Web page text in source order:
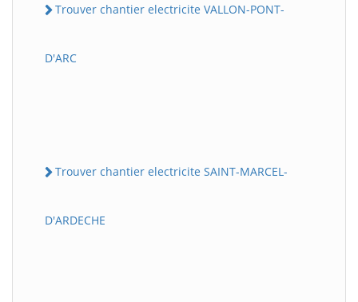
Trouver chantier electricite VALLON-PONT-
D'ARC
Trouver chantier electricite SAINT-MARCEL-
D'ARDECHE